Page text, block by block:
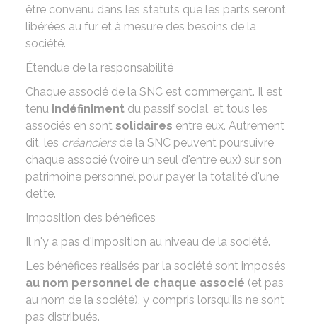
être convenu dans les statuts que les parts seront
libérées au fur et à mesure des besoins de la
société.
Étendue de la responsabilité
Chaque associé de la SNC est commerçant. Il est
tenu indéfiniment du passif social, et tous les
associés en sont solidaires entre eux. Autrement
dit, les créanciersde la SNC peuvent poursuivre
chaque associé (voire un seul d'entre eux) sur son
patrimoine personnel pour payer la totalité d'une
dette.
Imposition des bénéfices
Il n'y a pas d'imposition au niveau de la société.
Les bénéfices réalisés par la société sont imposés
au nom personnel de chaque associé (et pas
au nom de la société), y compris lorsqu'ils ne sont
pas distribués.